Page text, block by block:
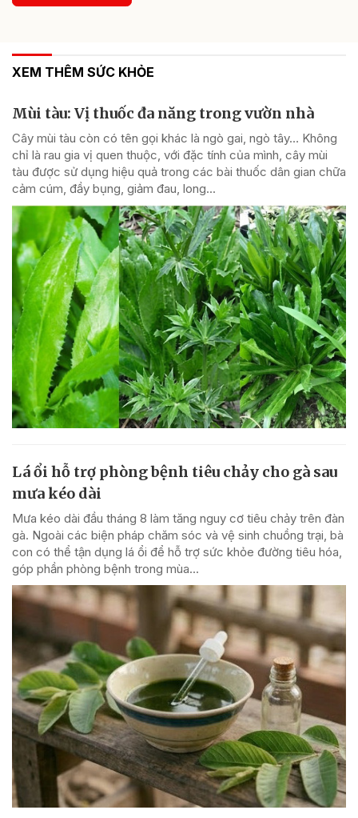
XEM THÊM SỨC KHỎE
Mùi tàu: Vị thuốc đa năng trong vườn nhà
Cây mùi tàu còn có tên gọi khác là ngò gai, ngò tây… Không
chỉ là rau gia vị quen thuộc, với đặc tính của mình, cây mùi
tàu được sử dụng hiệu quả trong các bài thuốc dân gian chữa
cảm cúm, đầy bụng, giảm đau, long...
Lá ổi hỗ trợ phòng bệnh tiêu chảy cho gà sau
mưa kéo dài
Mưa kéo dài đầu tháng 8 làm tăng nguy cơ tiêu chảy trên đàn
gà. Ngoài các biện pháp chăm sóc và vệ sinh chuồng trại, bà
con có thể tận dụng lá ổi để hỗ trợ sức khỏe đường tiêu hóa,
góp phần phòng bệnh trong mùa...